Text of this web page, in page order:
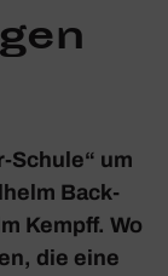
Schule“ um
Back­
Kempff. Wo
die eine